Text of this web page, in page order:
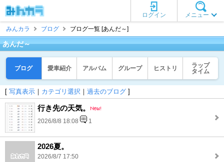
メニュー
ログイン
みんカラ
ブログ ブログ一覧 [あんだ～]
あんだ～
ブログ 愛車紹介 アルバム グループ ヒストリ
ラップ
タイム
[ 写真表示 ｜ カテゴリ選択 ｜ 過去のブログ ]
行き先の天気。
2026/8/8 18:08 1
2026夏。
2026/8/7 17:50